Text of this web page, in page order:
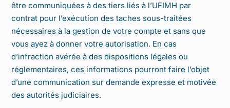
être communiquées à des tiers liés à l’UFIMH par
contrat pour l’exécution des taches sous-traitées
nécessaires à la gestion de votre compte et sans que
vous ayez à donner votre autorisation. En cas
d’infraction avérée à des dispositions légales ou
réglementaires, ces informations pourront faire l’objet
d’une communication sur demande expresse et motivée
des autorités judiciaires.